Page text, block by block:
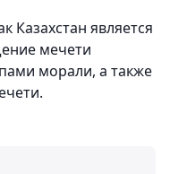
Казахстан является
мечети
морали, а также